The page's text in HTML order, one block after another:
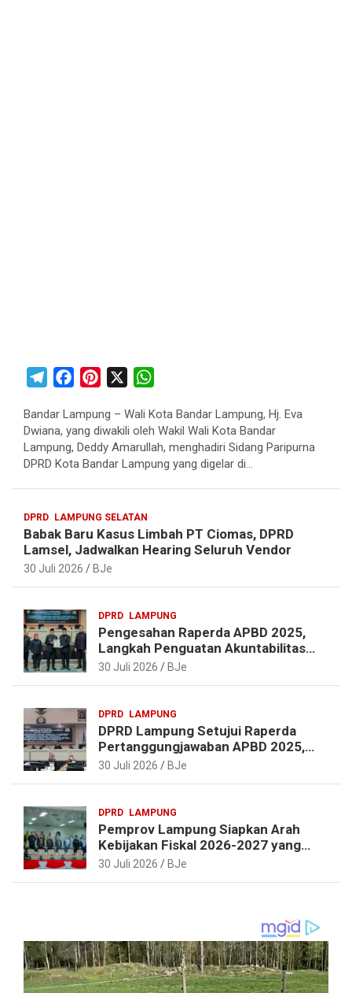
l
e
g
m
c
e
b
k
n
t
e
s
t
a
s
Bandar Lampung – Wali Kota Bandar Lampung, Hj. Eva
Dwiana, yang diwakili oleh Wakil Wali Kota Bandar
Lampung, Deddy Amarullah, menghadiri Sidang Paripurna
DPRD Kota Bandar Lampung yang digelar di…
DPRD LAMPUNG SELATAN
Babak Baru Kasus Limbah PT Ciomas, DPRD
Lamsel, Jadwalkan Hearing Seluruh Vendor
30 Juli 2026 BJe
DPRD LAMPUNG
Pengesahan Raperda APBD 2025,
Langkah Penguatan Akuntabilitas
dan Pembangunan Lampung
30 Juli 2026 BJe
DPRD LAMPUNG
DPRD Lampung Setujui Raperda
Pertanggungjawaban APBD 2025,
Beri Sejumlah Rekomendasi
30 Juli 2026 BJe
DPRD LAMPUNG
Pemprov Lampung Siapkan Arah
Kebijakan Fiskal 2026-2027 yang
Realistis dan Berkelanjutan
30 Juli 2026 BJe